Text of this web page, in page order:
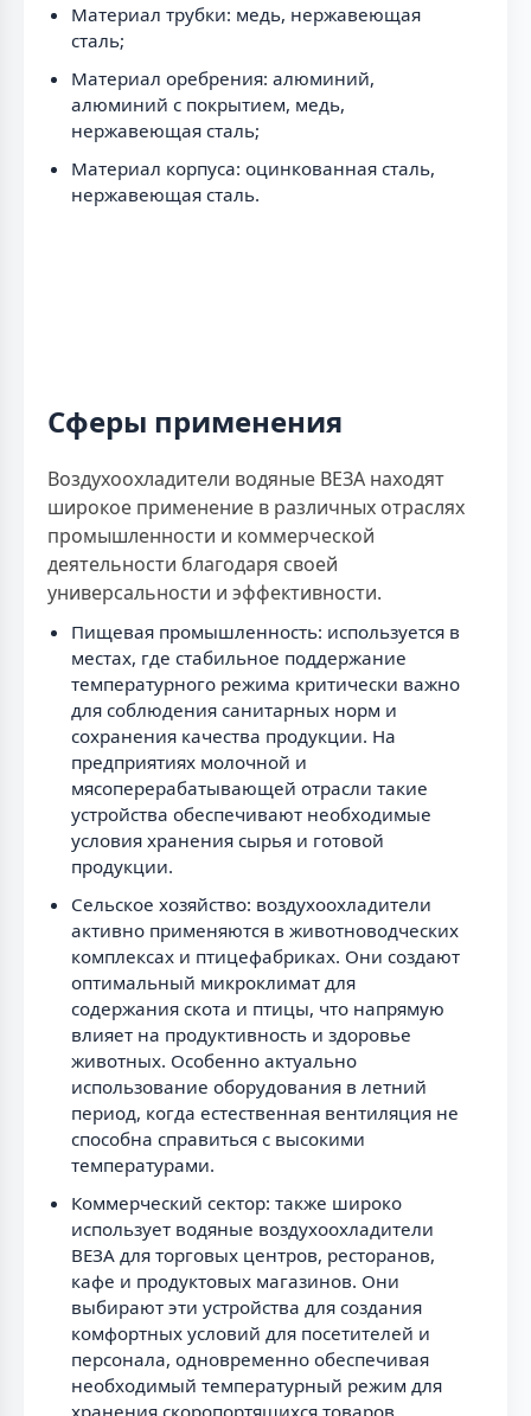
Материал трубки: медь, нержавеющая
сталь;
Материал оребрения: алюминий,
алюминий с покрытием, медь,
нержавеющая сталь;
Материал корпуса: оцинкованная сталь,
нержавеющая сталь.
Сферы применения
Воздухоохладители водяные ВЕЗА находят
широкое применение в различных отраслях
промышленности и коммерческой
деятельности благодаря своей
универсальности и эффективности.
Пищевая промышленность: используется в
местах, где стабильное поддержание
температурного режима критически важно
для соблюдения санитарных норм и
сохранения качества продукции. На
предприятиях молочной и
мясоперерабатывающей отрасли такие
устройства обеспечивают необходимые
условия хранения сырья и готовой
продукции.
Сельское хозяйство: воздухоохладители
активно применяются в животноводческих
комплексах и птицефабриках. Они создают
оптимальный микроклимат для
содержания скота и птицы, что напрямую
влияет на продуктивность и здоровье
животных. Особенно актуально
использование оборудования в летний
период, когда естественная вентиляция не
способна справиться с высокими
температурами.
Коммерческий сектор: также широко
использует водяные воздухоохладители
ВЕЗА для торговых центров, ресторанов,
кафе и продуктовых магазинов. Они
выбирают эти устройства для создания
комфортных условий для посетителей и
персонала, одновременно обеспечивая
необходимый температурный режим для
хранения скоропортящихся товаров.